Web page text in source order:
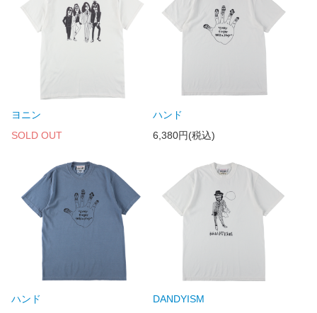
ヨニン
SOLD OUT
ハンド
6,380円(税込)
ハンド
DANDYISM